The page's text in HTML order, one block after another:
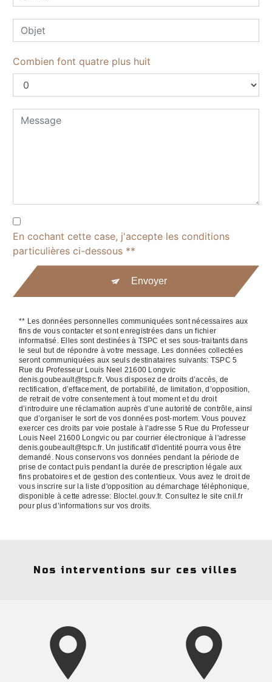
Combien font quatre plus huit
En cochant cette case, j'accepte les conditions
particulières ci-dessous **
Envoyer
** Les données personnelles communiquées sont nécessaires aux
fins de vous contacter et sont enregistrées dans un fichier
informatisé. Elles sont destinées à TSPC et ses sous-traitants dans
le seul but de répondre à votre message. Les données collectées
seront communiquées aux seuls destinataires suivants: TSPC 5
Rue du Professeur Louis Neel 21600 Longvic
denis.goubeault@tspc.fr. Vous disposez de droits d’accès, de
rectification, d’effacement, de portabilité, de limitation, d’opposition,
de retrait de votre consentement à tout moment et du droit
d’introduire une réclamation auprès d’une autorité de contrôle, ainsi
que d’organiser le sort de vos données post-mortem. Vous pouvez
exercer ces droits par voie postale à l'adresse 5 Rue du Professeur
Louis Neel 21600 Longvic ou par courrier électronique à l'adresse
denis.goubeault@tspc.fr. Un justificatif d'identité pourra vous être
demandé. Nous conservons vos données pendant la période de
prise de contact puis pendant la durée de prescription légale aux
fins probatoires et de gestion des contentieux. Vous avez le droit de
vous inscrire sur la liste d'opposition au démarchage téléphonique,
disponible à cette adresse: Bloctel.gouv.fr. Consultez le site cnil.fr
pour plus d’informations sur vos droits.
Nos interventions sur ces villes